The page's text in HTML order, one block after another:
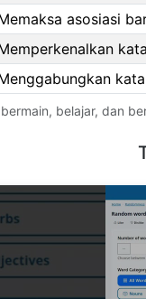
asosiasi
belajar, dan